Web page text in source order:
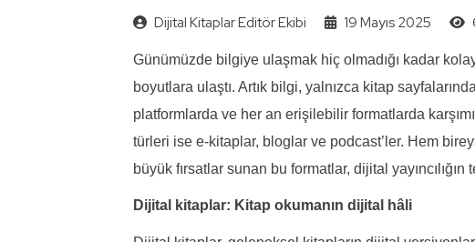
Dijital Kitaplar Editör Ekibi 19 Mayıs 2025
Günümüzde bilgiye ulaşmak hiç olmadığı kadar
boyutlara ulaştı. Artık bilgi, yalnızca kitap
platformlarda ve her an erişilebilir formatlarda
türleri ise e-kitaplar, bloglar ve podcast’ler. Hem
büyük fırsatlar sunan bu formatlar, dijital yayıncılığın
Dijital kitaplar: Kitap okumanın dijital hâli